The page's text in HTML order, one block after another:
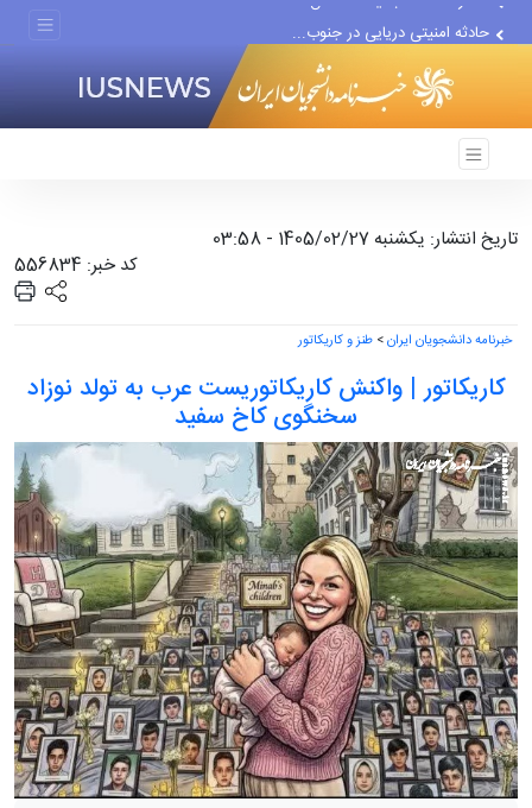
حادثه امنیتی دریایی در جنوب...
تاریخ انتشار: یکشنبه 1405/02/27 - 03:58
کد خبر: 556834
خبرنامه دانشجویان ایران> طنز و کاریکاتور
کاریکاتور | واکنش کاریکاتوریست عرب به تولد نوزاد
سخنگوی کاخ سفید